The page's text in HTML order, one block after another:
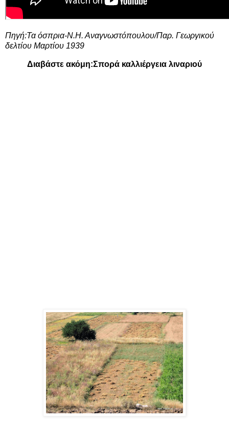
Πηγή:Τα όσπρια-Ν.Η. Αναγνωστόπουλου/Παρ. Γεωργικού
δελτίου Μαρτίου 1939
Διαβάστε ακόμη:Σπορά καλλιέργεια λιναριού